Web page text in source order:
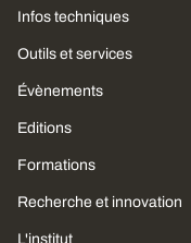
Infos techniques
Outils et services
Évènements
Editions
Formations
Recherche et innovation
L'institut